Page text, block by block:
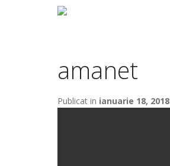
amanet
Publicat in ianuarie 18, 2018